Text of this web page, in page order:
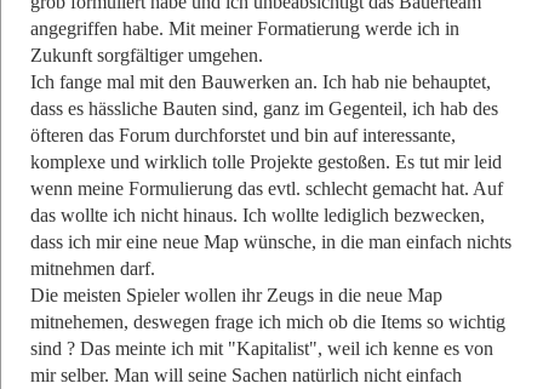
angegriffen habe. Mit meiner Formatierung werde ich in
Zukunft sorgfältiger umgehen.
Ich fange mal mit den Bauwerken an. Ich hab nie behauptet,
dass es hässliche Bauten sind, ganz im Gegenteil, ich hab des
öfteren das Forum durchforstet und bin auf interessante,
komplexe und wirklich tolle Projekte gestoßen. Es tut mir leid
wenn meine Formulierung das evtl. schlecht gemacht hat. Auf
das wollte ich nicht hinaus. Ich wollte lediglich bezwecken,
dass ich mir eine neue Map wünsche, in die man einfach nichts
mitnehmen darf.
Die meisten Spieler wollen ihr Zeugs in die neue Map
mitnehemen, deswegen frage ich mich ob die Items so wichtig
sind ? Das meinte ich mit "Kapitalist", weil ich kenne es von
mir selber. Man will seine Sachen natürlich nicht einfach